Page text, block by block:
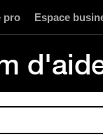
pro Espace